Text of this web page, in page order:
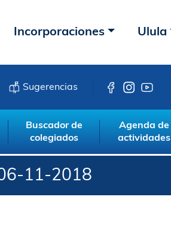
Incorporaciones Ulula
Sugerencias
Buscador de
colegiados
Agenda de
actividades
11-2018